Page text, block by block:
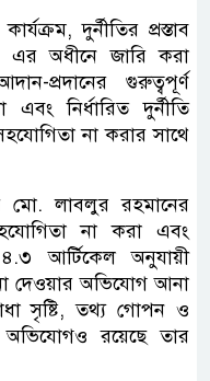
দুর্নীতির প্রস্তাব
এর অধীনে জারি করা
প্রদানের গুরুত্বপূর্ণ
নির্ধারিত দুর্নীতি
না করার সাথে
মো. লাবলুর রহমানের
না করা এবং
আর্টিকেল অনুযায়ী
দেওয়ার অভিযোগ আনা
সৃষ্টি, তথ্য গোপন ও
রয়েছে তার